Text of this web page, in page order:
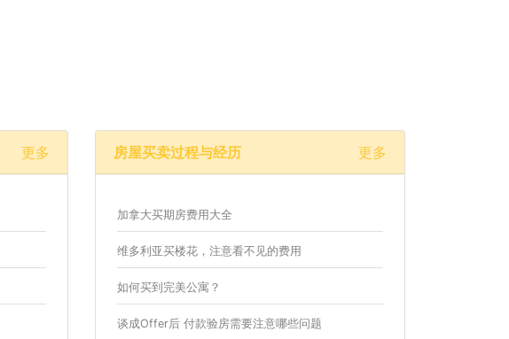
更多 房屋买卖过程与经历 更多
加拿大买期房费用大全
维多利亚买楼花，注意看不见的费用
如何买到完美公寓？
谈成Offer后 付款验房需要注意哪些问题